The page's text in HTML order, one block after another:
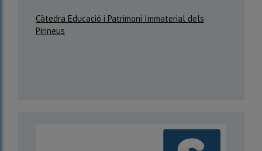
Càtedra Educació i Patrimoni Immaterial dels
Pirineus